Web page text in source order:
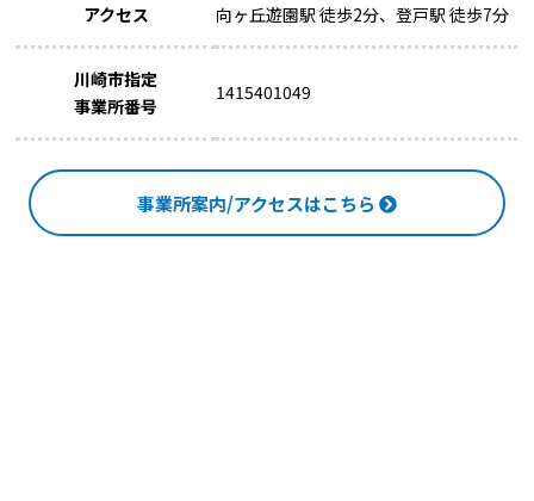
アクセス 向ヶ丘遊園駅 徒歩2分、登戸駅 徒歩7分
川崎市指定
事業所番号
1415401049
事業所案内/アクセスはこちら